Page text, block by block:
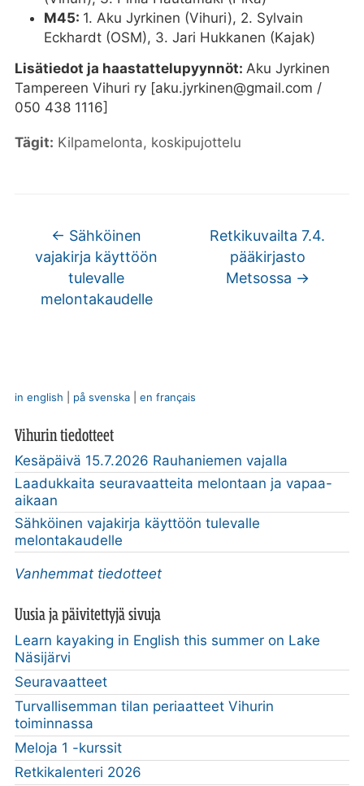
M45: 1. Aku Jyrkinen (Vihuri), 2. Sylvain
Eckhardt (OSM), 3. Jari Hukkanen (Kajak)
Lisätiedot ja haastattelupyynnöt: Aku Jyrkinen
Tampereen Vihuri ry [aku.jyrkinen@gmail.com /
050 438 1116]
Tägit: Kilpamelonta, koskipujottelu
← Sähköinen
vajakirja käyttöön
tulevalle
melontakaudelle
Retkikuvailta 7.4.
pääkirjasto
Metsossa →
in english på svenska| en français
Vihurin tiedotteet
Kesäpäivä 15.7.2026 Rauhaniemen vajalla
Laadukkaita seuravaatteita melontaan ja vapaa-
aikaan
Sähköinen vajakirja käyttöön tulevalle
melontakaudelle
Vanhemmat tiedotteet
Uusia ja päivitettyjä sivuja
Learn kayaking in English this summer on Lake
Näsijärvi
Seuravaatteet
Turvallisemman tilan periaatteet Vihurin
toiminnassa
Meloja 1 -kurssit
Retkikalenteri 2026